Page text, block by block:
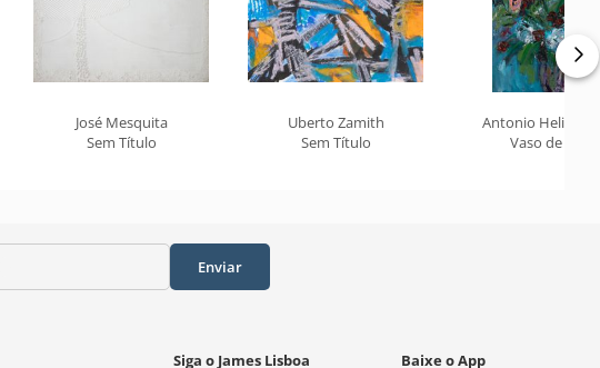
José Mesquita
Sem Título
Uberto Zamith
Sem Título
Antonio Helio
Vaso de Flor
Enviar
Siga o James Lisboa Baixe o App